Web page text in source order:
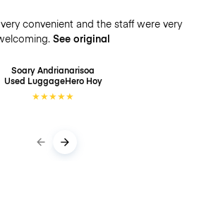
convenient and the staff were very
See original
Soary Andrianarisoa
Used LuggageHero Hoy
★★★★★